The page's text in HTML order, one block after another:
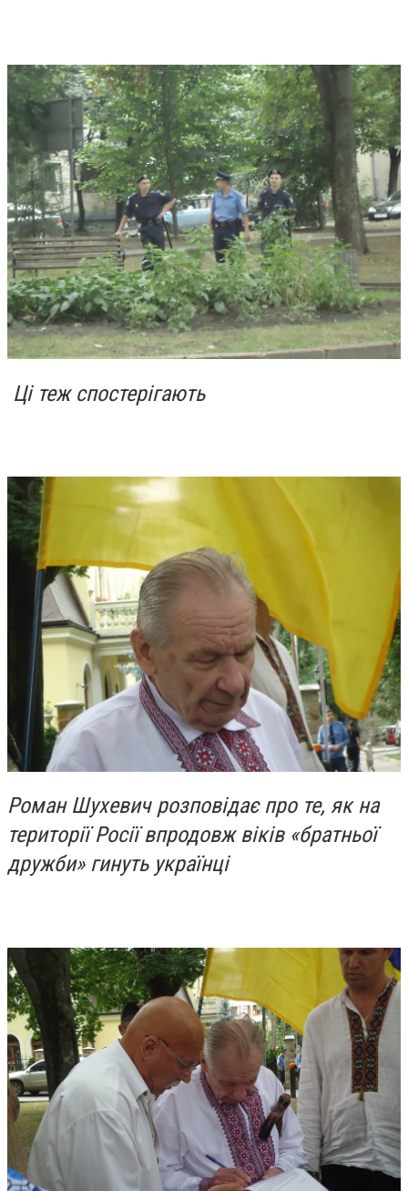
Ці теж спостерігають
Роман Шухевич розповідає про те, як на
території Росії впродовж віків «братньої
дружби» гинуть українці